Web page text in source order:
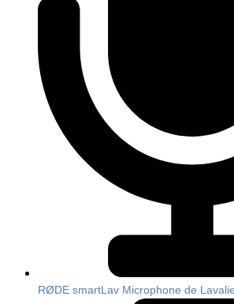
RØDE smartLav Microphone de